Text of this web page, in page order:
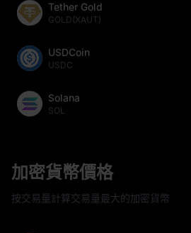
Tether Gold
GOLD(XAUT)
USDCoin
USDC
Solana
SOL
加密貨幣價格
按交易量計算交易量最大的加密貨幣